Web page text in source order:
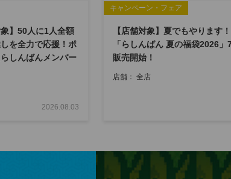
】50人に1人全額
を全力で応援！ポ
しんばんメンバー
2026.08.03
キャンペーン・フェア
【店舗対象】夏でもやります
「らしんばん 夏の福袋2026」
販売開始！
店舗： 全店